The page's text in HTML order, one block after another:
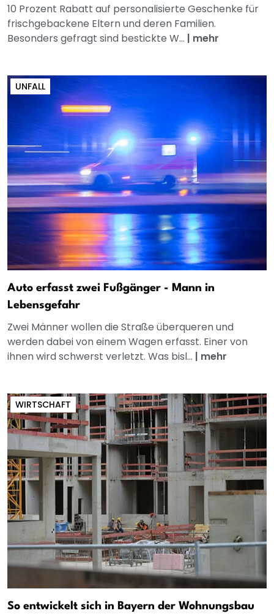
10 Prozent Rabatt auf personalisierte Geschenke für
frischgebackene Eltern und deren Familien.
Besonders gefragt sind bestickte W... | mehr
UNFALL
Auto erfasst zwei Fußgänger - Mann in
Lebensgefahr
Zwei Männer wollen die Straße überqueren und
werden dabei von einem Wagen erfasst. Einer von
ihnen wird schwerst verletzt. Was bisl... | mehr
WIRTSCHAFT
So entwickelt sich in Bayern der Wohnungsbau